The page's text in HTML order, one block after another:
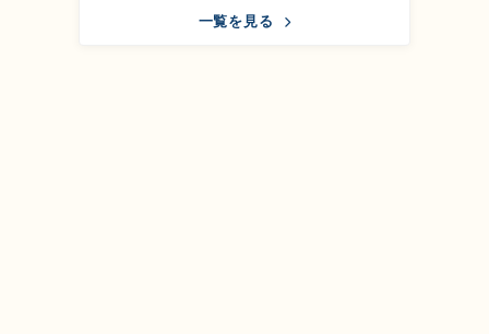
一覧を見る